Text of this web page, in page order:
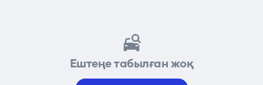
Ештеңе табылған жоқ